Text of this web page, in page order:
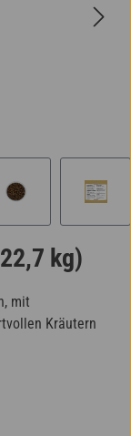
kg)
mit
Kräutern